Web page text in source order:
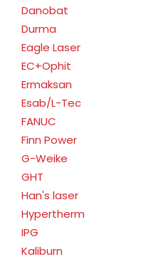
Danobat
Durma
Eagle Laser
EC+Ophit
Ermaksan
Esab/L-Tec
FANUC
Finn Power
G-Weike
GHT
Han's laser
Hypertherm
IPG
Kaliburn